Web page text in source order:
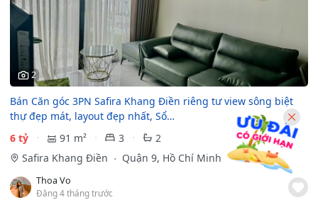
2
Bán Căn góc 3PN Safira Khang Điền riêng tư view sông biệt
thự đẹp mát, layout đẹp nhất, Sổ…
6 tỷ
91 m² 3
2
Safira Khang Điền
Quận 9, Hồ Chí Minh
Thoa Vo
Đăng 4 tháng trước